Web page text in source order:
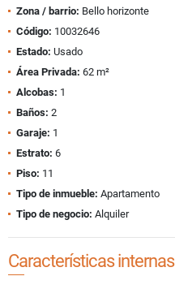
Zona / barrio: Bello horizonte
Código: 10032646
Estado: Usado
Área Privada: 62 m²
Alcobas: 1
Baños: 2
Garaje: 1
Estrato: 6
Piso: 11
Tipo de inmueble: Apartamento
Tipo de negocio: Alquiler
Características internas